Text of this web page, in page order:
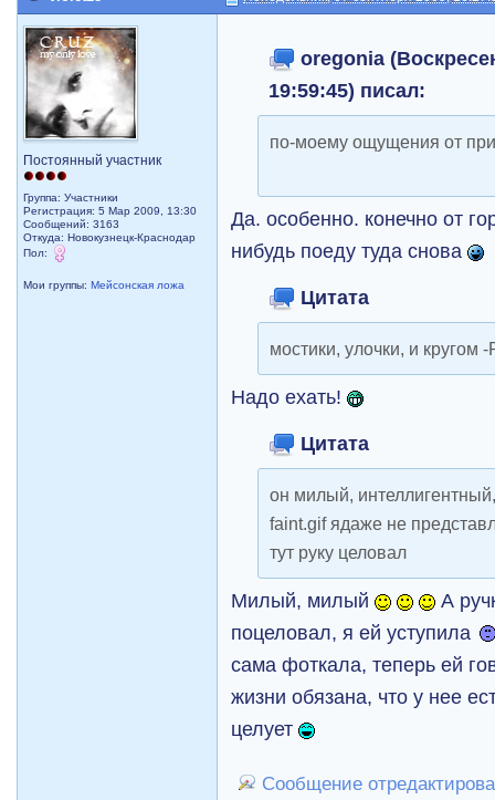
Постоянный участник
Группа: Участники
Регистрация: 5 Мар 2009, 13:30
Сообщений: 3163
Откуда: Новокузнецк-Краснодар
Пол:
Мои группы:Мейсонская ложа
oregonia
19:59:45) писал:
по-моему ощущения от
Да. особенно. конечно от
нибудь поеду туда снова
Цитата
мостики, улочки, и кругом
Надо ехать!
Цитата
он милый,
faint.gif ядаже не
тут руку целовал
Милый, милый
А
поцеловал, я ей уступила
сама фоткала, теперь ей
жизни обязана, что у нее
целует
Сообщение